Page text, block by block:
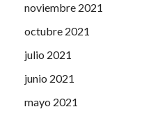
noviembre 2021
octubre 2021
julio 2021
junio 2021
mayo 2021